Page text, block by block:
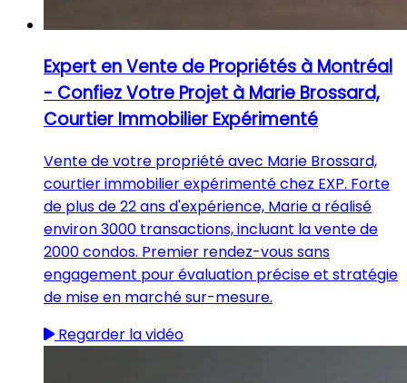
Expert en Vente de Propriétés à Montréal
- Confiez Votre Projet à Marie Brossard,
Courtier Immobilier Expérimenté
Vente de votre propriété avec Marie Brossard,
courtier immobilier expérimenté chez EXP. Forte
de plus de 22 ans d'expérience, Marie a réalisé
environ 3000 transactions, incluant la vente de
2000 condos. Premier rendez-vous sans
engagement pour évaluation précise et stratégie
de mise en marché sur-mesure.
Regarder la vidéo